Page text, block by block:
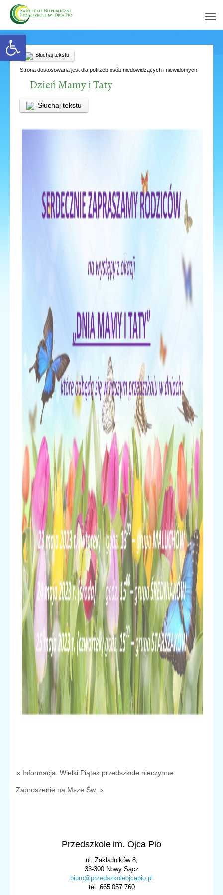
Open toolbar
Słuchaj tekstu
Strona dostosowana jest dla potrzeb osób niedowidzących i niewidomych.
Dzień Mamy i Taty
Słuchaj tekstu
« Informacja. Wielki Piątek przedszkole nieczynne
Zaproszenie na Msze Św. »
Przedszkole im. Ojca Pio
ul. Zakładników 8,
33-300 Nowy Sącz
biuro@przedszkoleojcapio.pl
tel. 665 057 760